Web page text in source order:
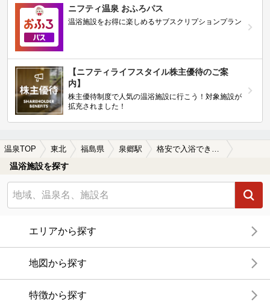
ニフティ温泉 おふろパス
温浴施設をお得に楽しめるサブスクリプションプラン
【ニフティライフスタイル株主優待のご案
内】
株主優待制度で人気の温浴施設に行こう！対象施設が
拡充されました！
温泉TOP 東北 福島県 泉郷駅
温浴施設を探す
エリアから探す
地図から探す
特徴から探す